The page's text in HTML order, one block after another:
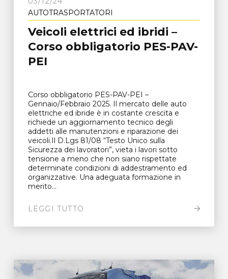
AUTOTRASPORTATORI
Veicoli elettrici ed ibridi –
Corso obbligatorio PES-PAV-
PEI
Corso obbligatorio PES-PAV-PEI –
Gennaio/Febbraio 2025. Il mercato delle auto
elettriche ed ibride è in costante crescita e
richiede un aggiornamento tecnico degli
addetti alle manutenzioni e riparazione dei
veicoli.Il D.Lgs 81/08 “Testo Unico sulla
Sicurezza dei lavoratori”, vieta i lavori sotto
tensione a meno che non siano rispettate
determinate condizioni di addestramento ed
organizzative. Una adeguata formazione in
merito...
LEGGI TUTTO